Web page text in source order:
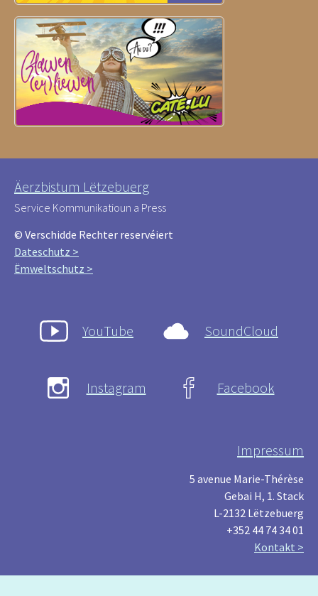
Äerzbistum Lëtzebuerg
Service Kommunikatioun a Press
© Verschidde Rechter reservéiert
Dateschutz >
Ëmweltschutz >
YouTube SoundCloud
Instagram Facebook
Impressum
5 avenue Marie-Thérèse
Gebai H, 1. Stack
L-2132 Lëtzebuerg
+352 44 74 34 01
Kontakt >